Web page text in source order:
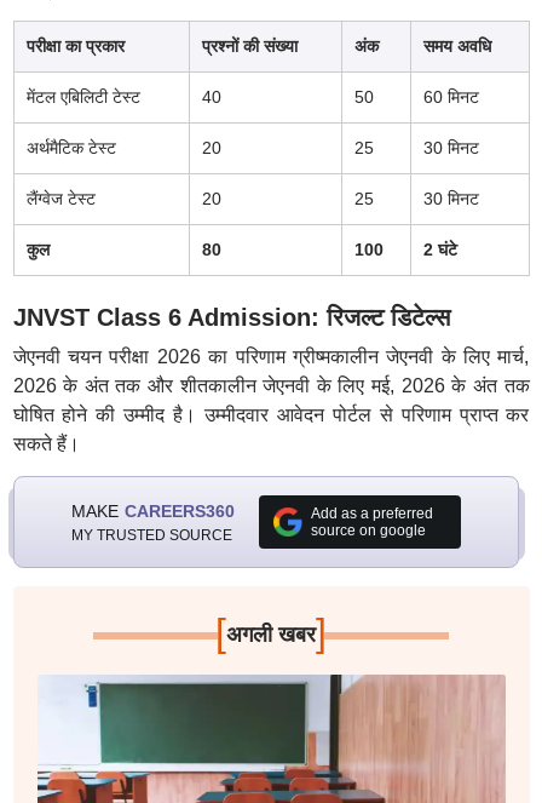
परीक्षा का प्रकार प्रश्नों की संख्या अंक समय अवधि
मेंटल एबिलिटी टेस्ट 40 50 60 मिनट
अर्थमैटिक टेस्ट 20 25 30 मिनट
लैंग्वेज टेस्ट 20 25 30 मिनट
कुल 80 100 2 घंटे
JNVST Class 6 Admission: रिजल्ट डिटेल्स
जेएनवी चयन परीक्षा 2026 का परिणाम ग्रीष्मकालीन जेएनवी के लिए मार्च,
2026 के अंत तक और शीतकालीन जेएनवी के लिए मई, 2026 के अंत तक
घोषित होने की उम्मीद है। उम्मीदवार आवेदन पोर्टल से परिणाम प्राप्त कर
सकते हैं।
MAKE CAREERS360
MY TRUSTED SOURCE
Add as a preferred
source on google
[अगली खबर]